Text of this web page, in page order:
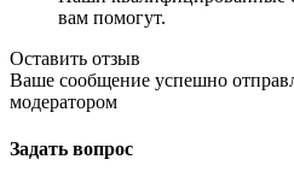
вам помогут.
Оставить отзыв
Ваше сообщение успешно
модератором
Задать вопрос